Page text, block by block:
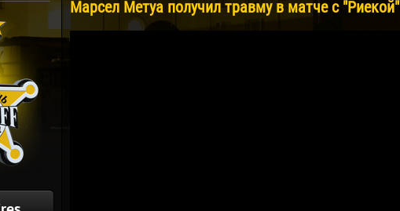
Марсел Метуа получил травму в матче с "Риекой"